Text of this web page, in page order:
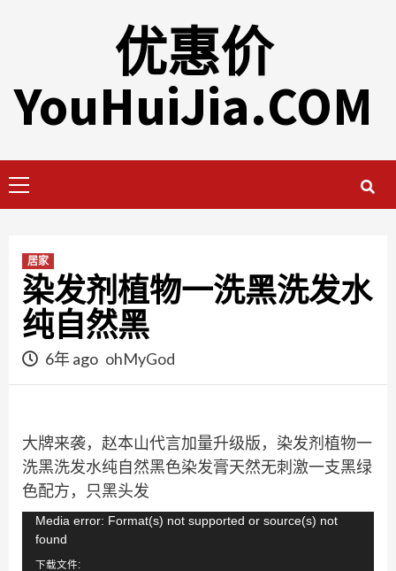
优惠价
YouHuiJia.COM
Menu
居家
染发剂植物一洗黑洗发水
纯自然黑
6年 ago ohMyGod
大牌来袭，赵本山代言加量升级版，染发剂植物一
洗黑洗发水纯自然黑色染发膏天然无刺激一支黑绿
色配方，只黑头发
视
频
Media error: Format(s) not supported or source(s) not
found
下载文件: